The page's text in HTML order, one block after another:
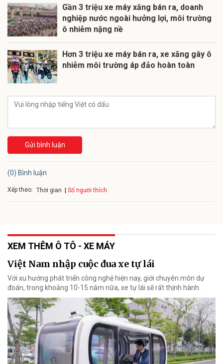
Gần 3 triệu xe máy xăng bán ra, doanh
nghiệp nước ngoài hưởng lợi, môi trường
ô nhiễm nặng nề
Hơn 3 triệu xe máy bán ra, xe xăng gây ô
nhiễm môi trường áp đảo hoàn toàn
Gửi bình luận
(0) Bình luận
Xếp theo: Thời gian Số người thích
XEM THÊM Ô TÔ - XE MÁY
Việt Nam nhập cuộc đua xe tự lái
Với xu hướng phát triển công nghệ hiện nay, giới chuyên môn dự
đoán, trong khoảng 10-15 năm nữa, xe tự lái sẽ rất thịnh hành.